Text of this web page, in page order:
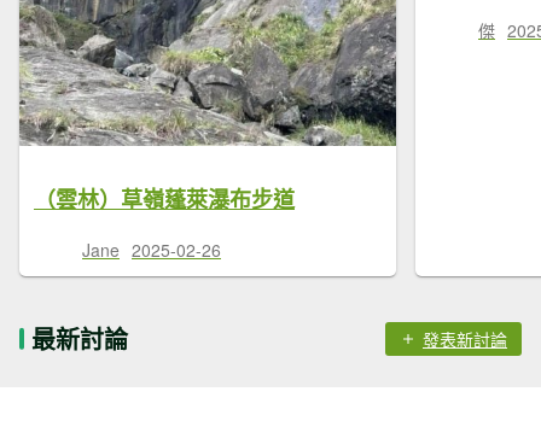
（雲林）草嶺蓬萊瀑布步道
Jane 2025-02-26
傑
最新討論 發表新討論